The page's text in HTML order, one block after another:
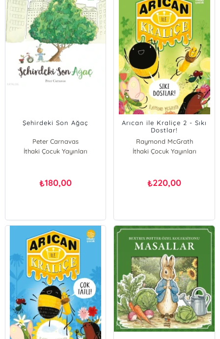
Şehirdeki Son Ağaç
Peter Carnavas
İthaki Çocuk Yayınları
₺180,00
Arıcan ile Kraliçe 2 - Sıkı
Dostlar!
Raymond McGrath
İthaki Çocuk Yayınları
₺220,00